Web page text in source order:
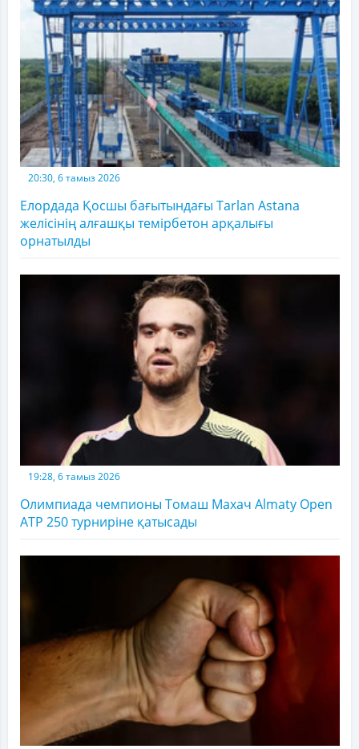
20:30, 6 тамыз 2026
Елордада Қосшы бағытындағы Tarlan Astana
желісінің алғашқы темірбетон арқалығы
орнатылды
19:28, 6 тамыз 2026
Олимпиада чемпионы Томаш Махач Almaty Open
ATP 250 турниріне қатысады